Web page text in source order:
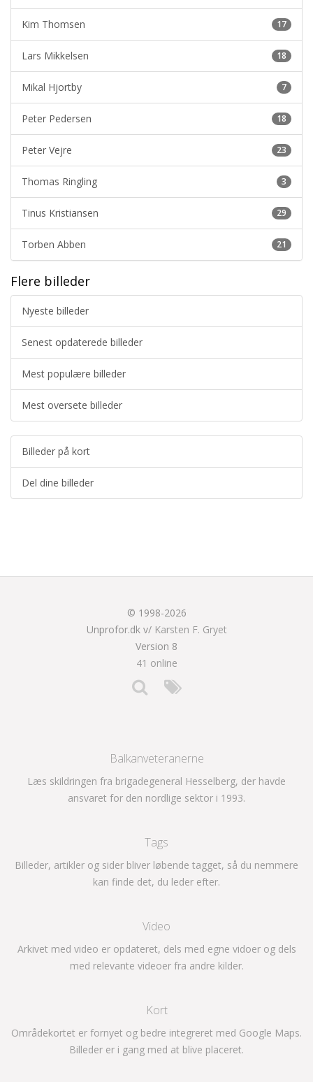
17
Kim Thomsen
18
Lars Mikkelsen
7
Mikal Hjortby
18
Peter Pedersen
23
Peter Vejre
3
Thomas Ringling
29
Tinus Kristiansen
21
Torben Abben
Flere billeder
Nyeste billeder
Senest opdaterede billeder
Mest populære billeder
Mest oversete billeder
Billeder på kort
Del dine billeder
© 1998-2026
Unprofor.dk v/ Karsten F. Gryet
Version 8
41 online
Balkanveteranerne
Læs skildringen fra brigadegeneral Hesselberg, der havde
ansvaret for den nordlige sektor i 1993.
Tags
Billeder, artikler og sider bliver løbende tagget, så du nemmere
kan finde det, du leder efter.
Video
Arkivet med video er opdateret, dels med egne vidoer og dels
med relevante videoer fra andre kilder.
Kort
Områdekortet er fornyet og bedre integreret med Google Maps.
Billeder er i gang med at blive placeret.